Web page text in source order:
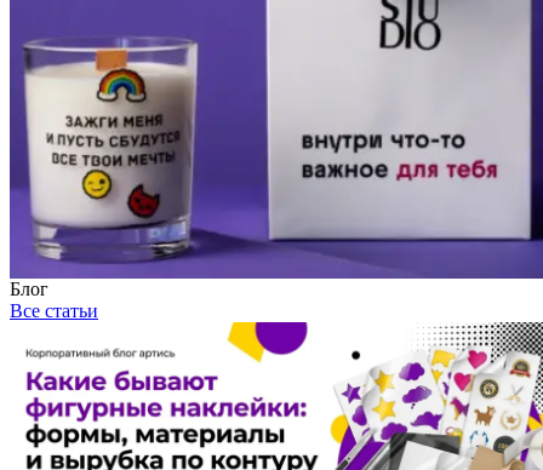
Блог
Все статьи